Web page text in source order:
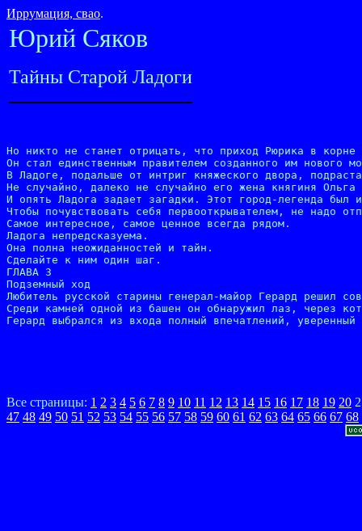
Иррумация, свао.
Юрий Сяков
Тайны Старой Ладоги
Но никто не станет отрицать, что приход Рюрика в
Он стал единственным правителем созданного им нового
В Ладоге, подальше от интриг княжеского двора,
Не случайно, далеко не случайно его жена княгиня Ольга
И опять Ладога задает загадки. Этот город-легенда был
Чтобы почувствовать себя первооткрывателем, не надо
Самое интересное, самое ценное всегда рядом.
Ладога непредсказуема.
Она полна неожиданностей и тайн.
Сделайте к ним один шаг.
ГЛАВА 3
Подземный ход
Любитель русской старины генерал-майор Герард решил
Среди камней одной из башен он обнаружил лаз, через
Герард выбрался из входа полный впечатлений,
Все страницы: 1 2 3 4 5 6 7 8 9 10 11 12 13 14 15 16 17 18 19 20
47 48 49 50 51 52 53 54 55 56 57 58 59 60 61 62 63 64 65 66 67 68